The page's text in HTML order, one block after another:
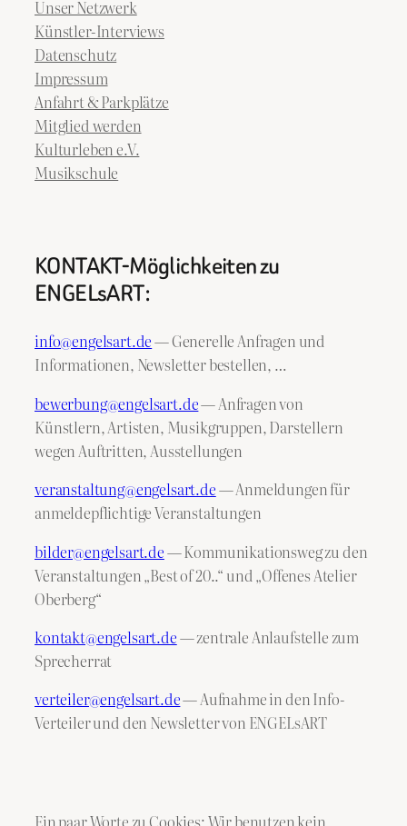
Unser Netzwerk
Künstler-Interviews
Datenschutz
Impressum
Anfahrt & Parkplätze
Mitglied werden
Kulturleben e.V.
Musikschule
KONTAKT-Möglichkeiten zu
ENGELsART:
info@engelsart.de— Generelle Anfragen und
Informationen, Newsletter bestellen, …
bewerbung@engelsart.de— Anfragen von
Künstlern, Artisten, Musikgruppen, Darstellern
wegen Auftritten, Ausstellungen
veranstaltung@engelsart.de— Anmeldungen für
anmeldepflichtige Veranstaltungen
bilder@engelsart.de— Kommunikationsweg zu den
Veranstaltungen „Best of 20..“ und „Offenes Atelier
Oberberg“
kontakt@engelsart.de— zentrale Anlaufstelle zum
Sprecherrat
verteiler@engelsart.de— Aufnahme in den Info-
Verteiler und den Newsletter von ENGELsART
Ein paar Worte zu Cookies: Wir benutzen kein